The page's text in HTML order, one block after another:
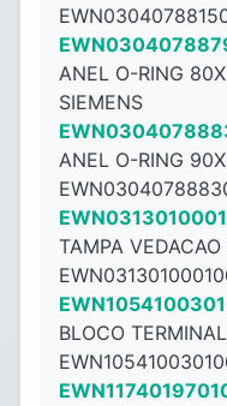
ANEL O-RING
SIEMENS
ANEL O-RING
TAMPA
BLOCO